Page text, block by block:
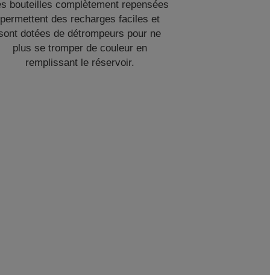
bouteilles complètement repensées
permettent des recharges faciles et
dotées de détrompeurs pour ne
plus se tromper de couleur en
remplissant le réservoir.